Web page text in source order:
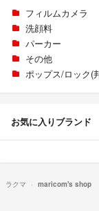
フィルムカメラ
洗顔料
パーカー
その他
ポップス/ロック(
お気に入りブランド
ラクマ maricom's shop